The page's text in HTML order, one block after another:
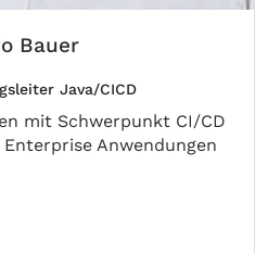
Bauer
Java/CICD
mit Schwerpunkt CI/CD
Anwendungen